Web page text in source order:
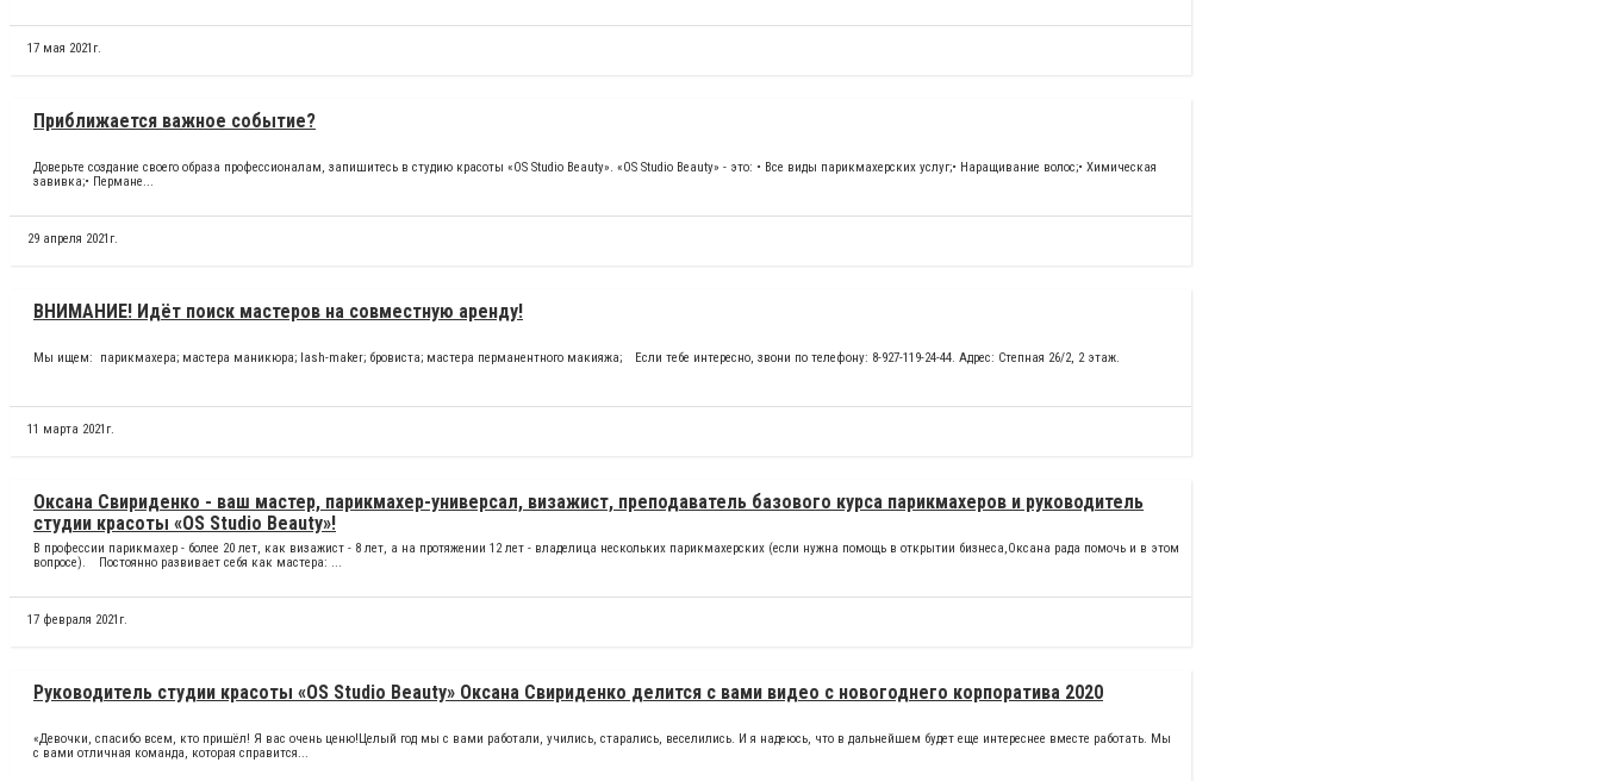
17 мая 2021г.
Приближается важное событие?
Доверьте создание своего образа профессионалам, запишитесь в студию красоты «OS Studio Beauty». «OS Studio Beauty» - это: • Все виды парикмахерских услуг;• Наращивание волос;• Химическая
завивка;• Пермане...
29 апреля 2021г.
ВНИМАНИЕ! Идёт поиск мастеров на совместную аренду!
Мы ищем: парикмахера; мастера маникюра; lash-maker; бровиста; мастера перманентного макияжа; ⠀Если тебе интересно, звони по телефону: 8-927-119-24-44. Адрес: Степная 26/2, 2 этаж.
11 марта 2021г.
Оксана Свириденко - ваш мастер, парикмахер-универсал, визажист, преподаватель базового курса парикмахеров и руководитель
студии красоты «OS Studio Beauty»!
В профессии парикмахер - более 20 лет, как визажист - 8 лет, а на протяжении 12 лет - владелица нескольких парикмахерских (если нужна помощь в открытии бизнеса,Оксана рада помочь и в этом
вопросе). ⠀Постоянно развивает себя как мастера: ...
17 февраля 2021г.
Руководитель студии красоты «OS Studio Beauty» Оксана Свириденко делится с вами видео с новогоднего корпоратива 2020
«Девочки, спасибо всем, кто пришёл! Я вас очень ценю!Целый год мы с вами работали, учились, старались, веселились. И я надеюсь, что в дальнейшем будет еще интереснее вместе работать. Мы
с вами отличная команда, которая справится...